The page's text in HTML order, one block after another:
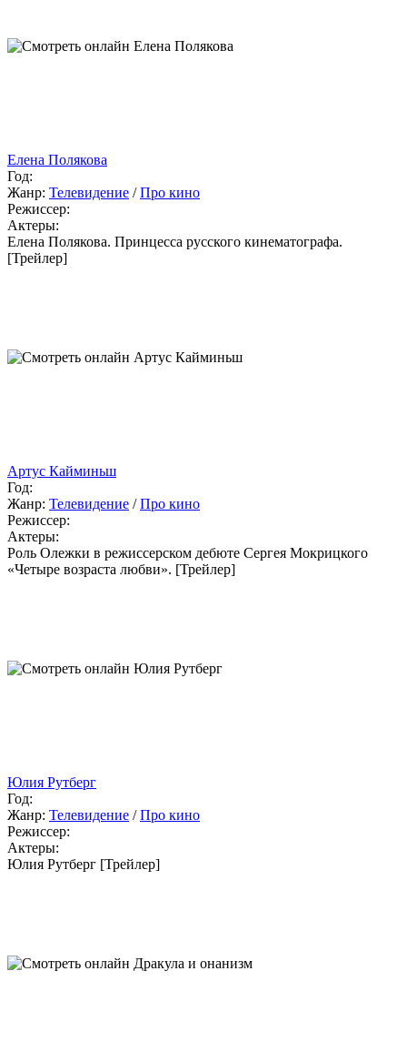
Елена Полякова
Год:
Жанр: Телевидение /Про кино
Режиссер:
Актеры:
Елена Полякова. Принцесса русского кинематографа.
[Трейлер]
Артус Кайминьш
Год:
Жанр: Телевидение /Про кино
Режиссер:
Актеры:
Роль Олежки в режиссерском дебюте Сергея Мокрицкого
«Четыре возраста любви». [Трейлер]
Юлия Рутберг
Год:
Жанр: Телевидение /Про кино
Режиссер:
Актеры:
Юлия Рутберг [Трейлер]